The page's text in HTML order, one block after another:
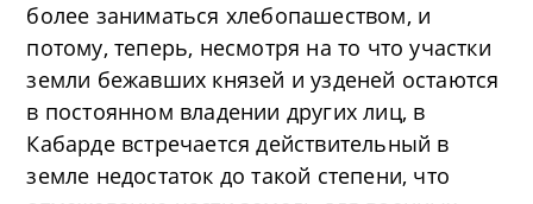
более заниматься хлебопашеством, и
потому, теперь, несмотря на то что участки
земли бежавших князей и узденей остаются
в постоянном владении других лиц, в
Кабарде встречается действительный в
земле недостаток до такой степени, что